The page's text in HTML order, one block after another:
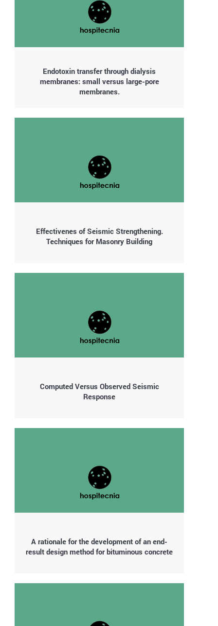
Endotoxin transfer through dialysis
membranes: small versus large-pore
membranes.
Effectivenes of Seismic Strengthening.
Techniques for Masonry Building
Computed Versus Observed Seismic
Response
A rationale for the development of an end-
result design method for bituminous concrete